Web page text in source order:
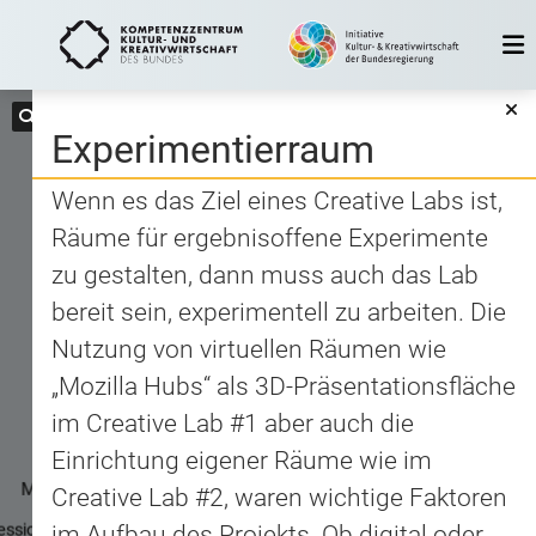
Mentoring
Co-Creation
Finanzielle
Unterstützung
Experimentierraum
Wenn es das Ziel eines Creative Labs ist,
Räume für ergebnisoffene Experimente
zu gestalten, dann muss auch das Lab
bereit sein, experimentell zu arbeiten. Die
Nutzung von virtuellen Räumen wie
„Mozilla Hubs“ als 3D-Präsentationsfläche
im Creative Lab #1 aber auch die
Einrichtung eigener Räume wie im
Creative Lab #2, waren wichtige Faktoren